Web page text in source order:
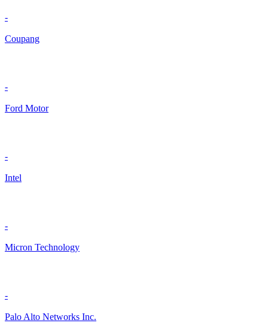
-
Coupang
-
Ford Motor
-
Intel
-
Micron Technology
-
Palo Alto Networks Inc.